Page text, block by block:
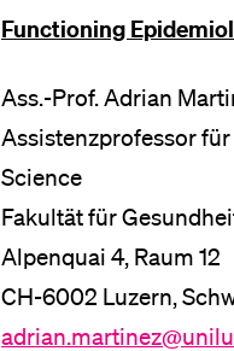
Functioning
Ass.-Prof. Adrian
Assistenzprofessor
Science
Fakultät für
Alpenquai 4, Raum 12
CH-6002 Luzern,